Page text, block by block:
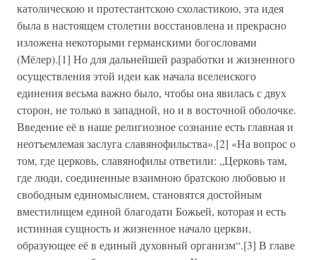
католическою и протестантскою схоластикою, эта идея
была в настоящем столетии восстановлена и прекрасно
изложена некоторыми германскими богословами
(Мёлер).[1] Но для дальнейшей разработки и жизненного
осуществления этой идеи как начала вселенского
единения весьма важно было, чтобы она явилась с двух
сторон, не только в западной, но и в восточной оболочке.
Введение её в наше религиозное сознание есть главная и
неотъемлемая заслуга славянофильства».[2] «На вопрос о
том, где церковь, славянофилы ответили: „Церковь там,
где люди, соединенные взаимною братскою любовью и
свободным единомыслием, становятся достойным
вместилищем единой благодати Божьей, которая и есть
истинная сущность и жизненное начало церкви,
образующее её в единый духовный организм“.[3] В главе